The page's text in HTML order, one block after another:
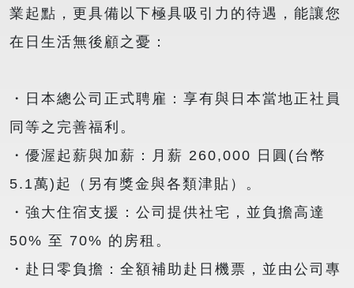
業起點，更具備以下極具吸引力的待遇，能讓您
在日生活無後顧之憂：
・日本總公司正式聘雇：享有與日本當地正社員
同等之完善福利。
・優渥起薪與加薪：月薪 260,000 日圓(台幣
5.1萬)起（另有獎金與各類津貼）。
・強大住宿支援：公司提供社宅，並負擔高達
50% 至 70% 的房租。
・赴日零負擔：全額補助赴日機票，並由公司專